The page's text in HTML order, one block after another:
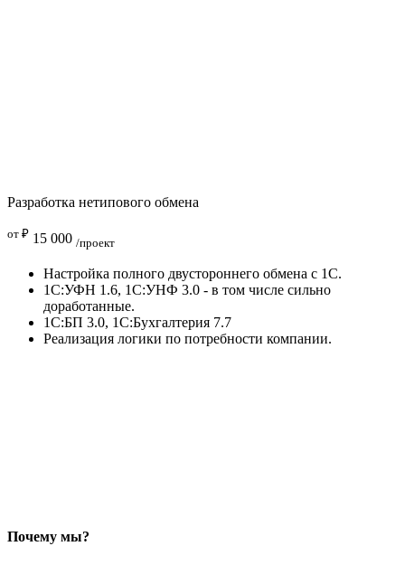
Разработка нетипового обмена
от ₽ 15 000 /проект
Настройка полного двустороннего обмена с 1С.
1С:УФН 1.6, 1С:УНФ 3.0 - в том числе сильно
доработанные.
1С:БП 3.0, 1С:Бухгалтерия 7.7
Реализация логики по потребности компании.
Почему мы?